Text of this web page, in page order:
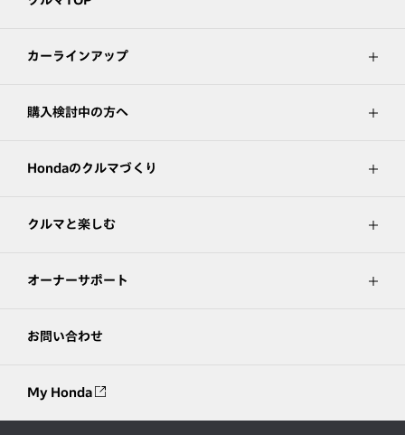
カーラインアップ
購入検討中の方へ
Hondaのクルマづくり
クルマと楽しむ
オーナーサポート
お問い合わせ
My Honda